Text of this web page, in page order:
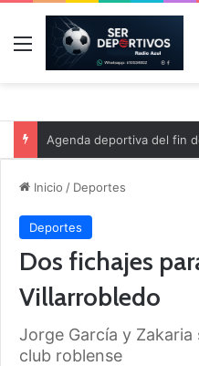
Menú
Agenda deportiva del fin
Inicio / Deportes
Deportes
Dos fichajes
Villarrobledo
Jorge García y
club roblense